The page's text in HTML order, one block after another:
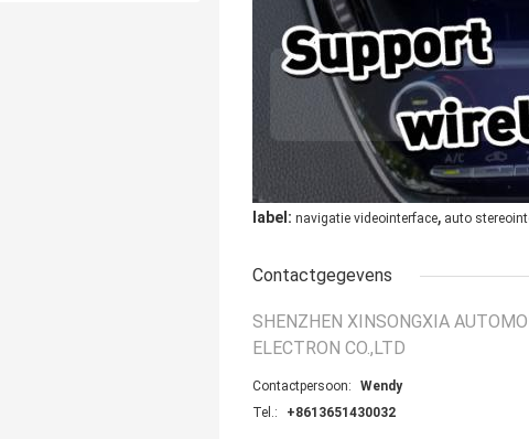
label: navigatie videointerface, auto
Contactgegevens
SHENZHEN XINSONGXIA
ELECTRON CO.,LTD
Contactpersoon:
Wendy
Tel.:
+8613651430032